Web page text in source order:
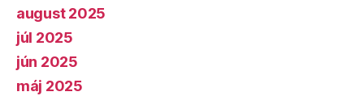
august 2025
júl 2025
jún 2025
máj 2025